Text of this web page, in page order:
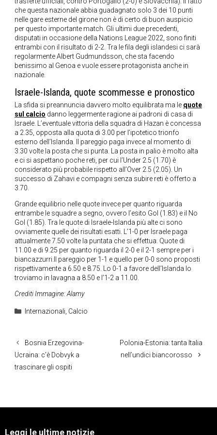
che questa nazionale abbia guadagnato solo 3 dei 10 punti
nelle gare esterne del girone non è di certo di buon auspicio
per questo importante match. Gli ultimi due precedenti,
disputati in occasione della Nations League 2022, sono finiti
entrambi con il risultato di 2-2. Tra le fila degli islandesi ci sarà
regolarmente Albert Gudmundsson, che sta facendo
benissimo al Genoa e vuole essere protagonista anche in
nazionale.
Israele-Islanda, quote scommesse e pronostico
La sfida si preannuncia davvero molto equilibrata ma le quote
sul calcio danno leggermente ragione ai padroni di casa di
Israele. L’eventuale vittoria della squadra di Hazan è concessa
a 2.35, opposta alla quota di 3.00 per l’ipotetico trionfo
esterno dell’Islanda. Il pareggio paga invece al momento di
3.30 volte la posta che si punta. La posta in palio è molto alta
e ci si aspettano poche reti, per cui l’Under 2.5 (1.70) è
considerato più probabile rispetto all’Over 2.5 (2.05). Un
successo di Zahavi e compagni senza subire reti è offerto a
3.70.
Grande equilibrio nelle quote invece per quanto riguarda
entrambe le squadre a segno, ovvero l’esito Gol (1.83) e il No
Gol (1.85). Tra le quote di Israele-Islanda più alte ci sono
ovviamente quelle dei risultati esatti. L’1-0 per Israele paga
attualmente 7.50 volte la puntata che si effettua. Quote di
11.00 e di 9.25 per quanto riguarda il 2-0 e il 2-1 sempre per i
biancazzurri.Il pareggio per 1-1 e quello per 0-0 sono proposti
rispettivamente a 6.50 e 8.75. Lo 0-1 a favore dell’Islanda lo
troviamo in lavagna a 8.50 e l’1-2 a 11.00.
Crediti Immagine: Alamy
Categorie
Internazionali, Calcio
Bosnia Erzegovina-
Ucraina: c’è Dobvyk a
trascinare gli ospiti
Polonia-Estonia: tanta Italia
nell’undici biancorosso
Leggi le ultime notizie